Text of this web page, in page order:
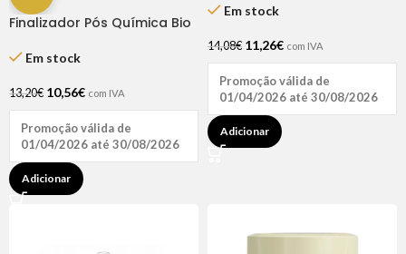
Finalizador Pós Química Bio
Em stock
13,20€ 10,56€ com IVA
Promoção válida de
01/04/2026 até 30/08/2026
Adicionar
Em stock
14,08€ 11,26€ com IVA
Promoção válida de
01/04/2026 até 30/08/2026
Adicionar